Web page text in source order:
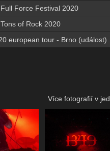
Force Festival 2020
of Rock 2020
european tour - Brno (událost)
Více fotografií v